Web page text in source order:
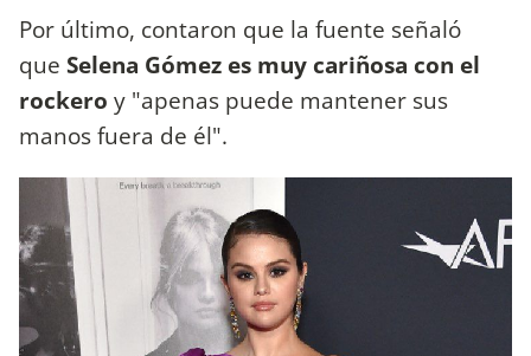
Por último, contaron que la fuente señaló
que Selena Gómez es muy cariñosa con el
rockero y "apenas puede mantener sus
manos fuera de él".